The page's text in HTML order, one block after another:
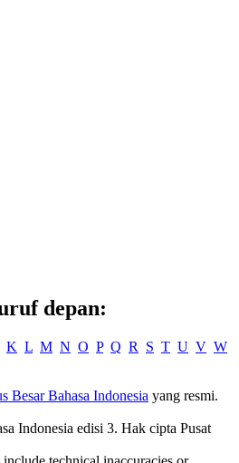
depan:
K L M N O P Q R S T U V W
Besar Bahasa Indonesia yang resmi.
Indonesia edisi 3. Hak cipta Pusat